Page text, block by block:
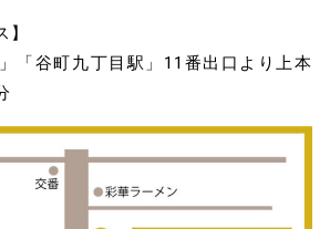
「谷町九丁目駅」11番出口より上本